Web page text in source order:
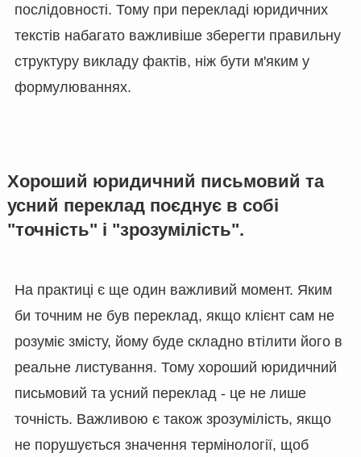
послідовності. Тому при перекладі юридичних
текстів набагато важливіше зберегти правильну
структуру викладу фактів, ніж бути м'яким у
формулюваннях.
Хороший юридичний письмовий та
усний переклад поєднує в собі
"точність" і "зрозумілість".
На практиці є ще один важливий момент. Яким
би точним не був переклад, якщо клієнт сам не
розуміє змісту, йому буде складно втілити його в
реальне листування. Тому хороший юридичний
письмовий та усний переклад - це не лише
точність. Важливою є також зрозумілість, якщо
не порушується значення термінології, щоб